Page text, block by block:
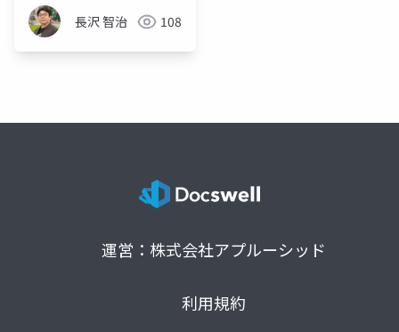
長沢 智治 108
運営：株式会社アプルーシッド
利用規約